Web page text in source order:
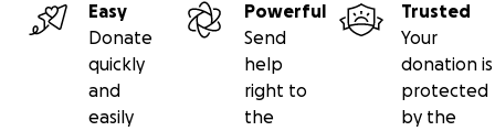
Easy
Donate
quickly
and
easily
Powerful
Send
help
right to
the
Trusted
Your
donation is
protected
by the